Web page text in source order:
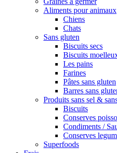
Aliments pour animaux
Chiens
Chats
Sans gluten
Biscuits secs
Biscuits
Les pains
Farines
Pâtes sans gluten
Barres sans
Produits sans sel &
Biscuits
Conserves
Condiments /
Conserves
Superfoods